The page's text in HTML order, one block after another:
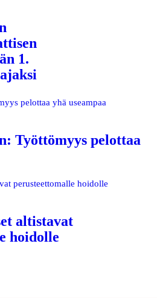
1.
Työttömyys pelottaa
altistavat
hoidolle